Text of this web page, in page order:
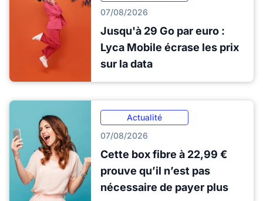
07/08/2026
Jusqu'à 29 Go par euro :
Lyca Mobile écrase les prix
sur la data
Actualité
07/08/2026
Cette box fibre à 22,99 €
prouve qu’il n’est pas
nécessaire de payer plus